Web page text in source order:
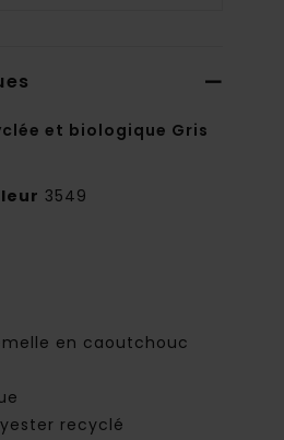
et biologique Gris
3549
en caoutchouc
recyclé